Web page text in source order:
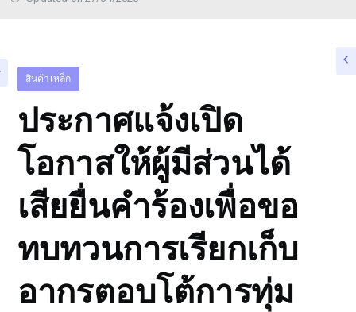
สินค้าเหล็ก
ประกาศแจ้งเปิด
โอกาสให้ผู้มีส่วนได้
เสียยื่นคำร้องเพื่อขอ
ทบทวนการเรียกเก็บ
อากรตอบโต้การทุ่ม